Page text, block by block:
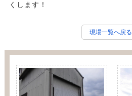
くします！
現場一覧へ戻る